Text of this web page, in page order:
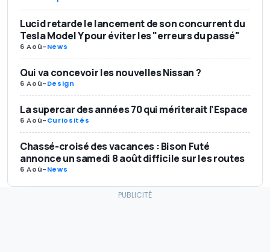
Lucid retarde le lancement de son concurrent du
Tesla Model Y pour éviter les "erreurs du passé"
6 Aoû-News
Qui va concevoir les nouvelles Nissan ?
6 Aoû-Design
La supercar des années 70 qui mériterait l’Espace
6 Aoû-Curiosités
Chassé-croisé des vacances : Bison Futé
annonce un samedi 8 août difficile sur les routes
6 Aoû-News